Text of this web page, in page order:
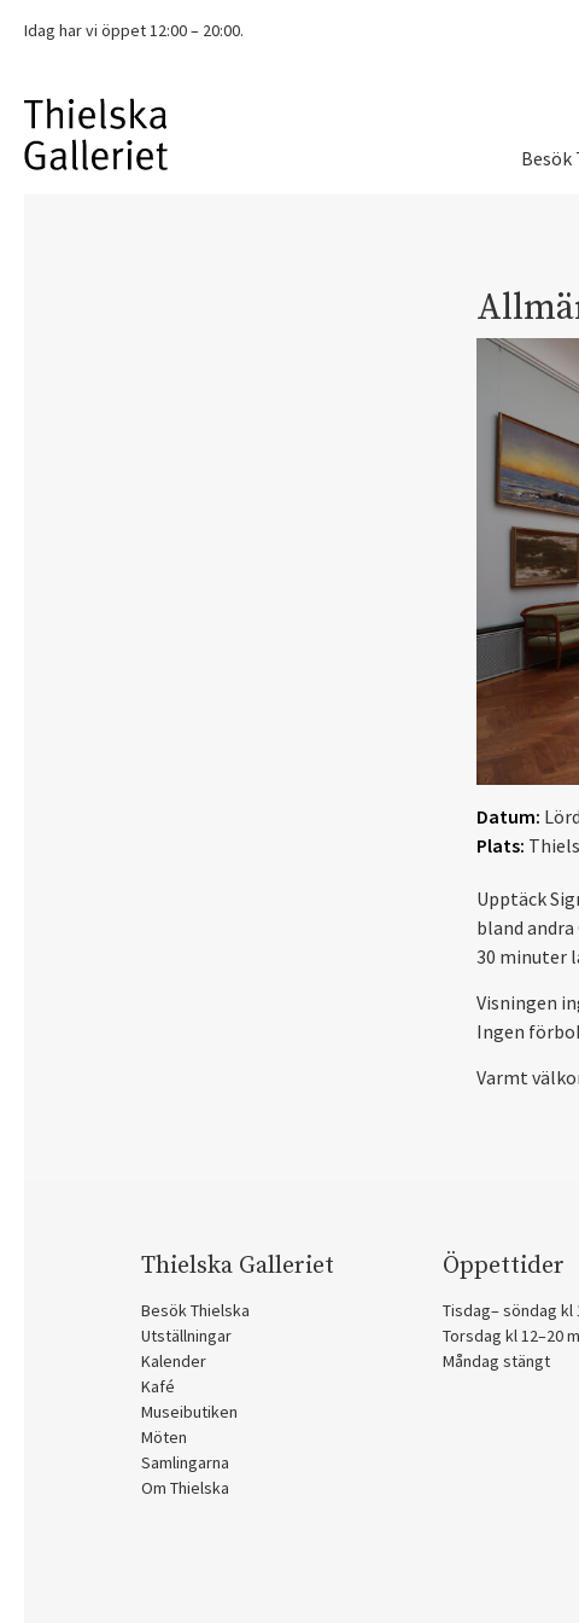
Idag har vi öppet 12:00 – 20:00.
Besök
Datum:
Plats:
Upptäck
bland andra
30 minuter
Visningen
Ingen
Varmt
Thielska Galleriet
Besök Thielska
Utställningar
Kalender
Kafé
Museibutiken
Möten
Samlingarna
Om Thielska
Öppettider
Tisdag– söndag kl
Torsdag kl 12–20
Måndag stängt